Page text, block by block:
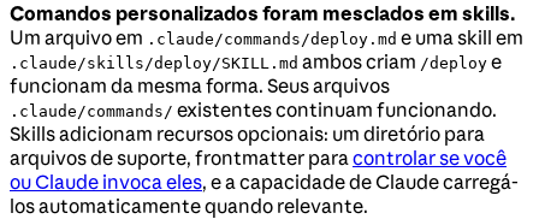
Comandos personalizados foram mesclados em skills.
Um arquivo em .claude/commands/deploy.md e uma skill em
.claude/skills/deploy/SKILL.md ambos criam /deploy e
funcionam da mesma forma. Seus arquivos
.claude/commands/ existentes continuam funcionando.
Skills adicionam recursos opcionais: um diretório para
arquivos de suporte, frontmatter paracontrolar se você
ou Claude invoca eles, e a capacidade de Claude carregá-
los automaticamente quando relevante.